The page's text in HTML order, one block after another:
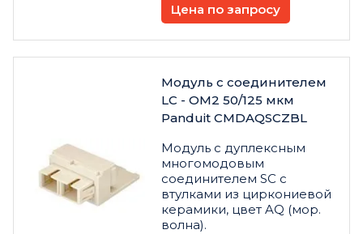
Цена по запросу
Модуль с соединителем
LC - OM2 50/125 мкм
Panduit CMDAQSCZBL
Модуль с дуплексным
многомодовым
соединителем SC с
втулками из циркониевой
керамики, цвет AQ (мор.
волна).